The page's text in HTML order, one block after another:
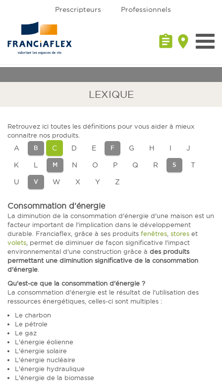
Prescripteurs Professionnels
assignment place
LEXIQUE
Retrouvez ici toutes les définitions pour vous aider à mieux
connaitre nos produits.
A B C D E F G H I
J
K
L M N O P Q R S
T
U
V W X Y Z
Consommation d'énergie
La diminution de la consommation d'énergie d'une maison est un
facteur important de l'implication dans le développement
durable. Franciaflex, grâce à ses produits fenêtres stores et
volets , permet de diminuer de façon significative l'impact
environnemental d'une construction grâce à des produits
permettant une diminution significative de la consommation
d'énergie
Qu'est-ce que la consommation d'énergie ?
La consommation d'énergie est le résultat de l'utilisation des
ressources énergétiques, celles-ci sont multiples :
Le charbon
Le pétrole
Le gaz
L'énergie éolienne
L'énergie solaire
L'énergie nucléaire
L'énergie hydraulique
L'énergie de la biomasse